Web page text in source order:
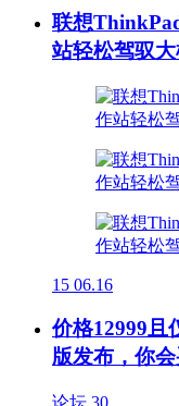
联想
站轻松驾驭
15 06.16
价格12999且
版发布，你会
论坛 30